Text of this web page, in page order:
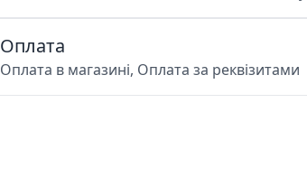
Оплата
Оплата в магазині, Оплата за реквізитами